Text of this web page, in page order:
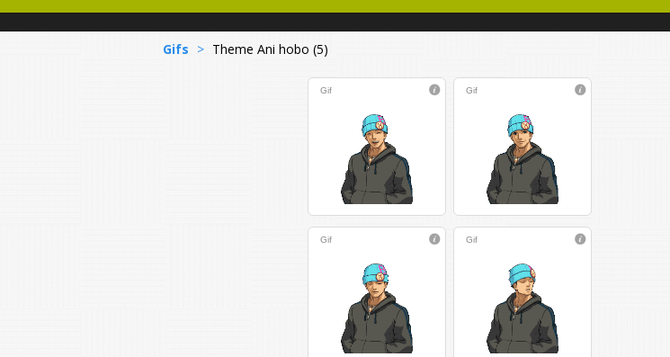
Gifs > Theme Ani hobo (5)
Gif Gif
Gif Gif